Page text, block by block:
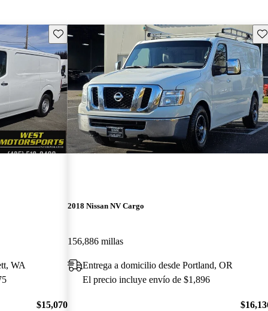
Guarda este Aviso
WA
$15,070
2018 Nissan NV Cargo
156,886 millas
Entrega a domicilio desde Portland, OR
El precio incluye envío de $1,896